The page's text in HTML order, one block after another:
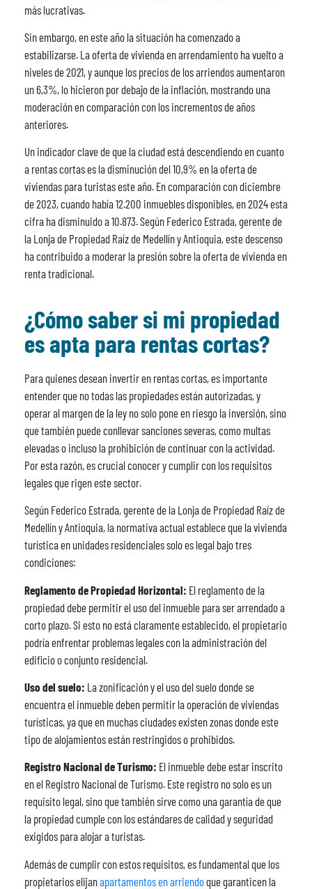
más lucrativas.
Sin embargo, en este año la situación ha comenzado a
estabilizarse. La oferta de vivienda en arrendamiento ha vuelto a
niveles de 2021, y aunque los precios de los arriendos aumentaron
un 6,3%, lo hicieron por debajo de la inflación, mostrando una
moderación en comparación con los incrementos de años
anteriores.
Un indicador clave de que la ciudad está descendiendo en cuanto
a rentas cortas es la disminución del 10,9% en la oferta de
viviendas para turistas este año. En comparación con diciembre
de 2023, cuando había 12.200 inmuebles disponibles, en 2024 esta
cifra ha disminuido a 10.873. Según Federico Estrada, gerente de
la Lonja de Propiedad Raíz de Medellín y Antioquia, este descenso
ha contribuido a moderar la presión sobre la oferta de vivienda en
renta tradicional.
¿Cómo saber si mi propiedad
es apta para rentas cortas?
Para quienes desean invertir en rentas cortas, es importante
entender que no todas las propiedades están autorizadas, y
operar al margen de la ley no solo pone en riesgo la inversión, sino
que también puede conllevar sanciones severas, como multas
elevadas o incluso la prohibición de continuar con la actividad.
Por esta razón, es crucial conocer y cumplir con los requisitos
legales que rigen este sector.
Según Federico Estrada, gerente de la Lonja de Propiedad Raíz de
Medellín y Antioquia, la normativa actual establece que la vivienda
turística en unidades residenciales solo es legal bajo tres
condiciones:
Reglamento de Propiedad Horizontal: El reglamento de la
propiedad debe permitir el uso del inmueble para ser arrendado a
corto plazo. Si esto no está claramente establecido, el propietario
podría enfrentar problemas legales con la administración del
edificio o conjunto residencial.
Uso del suelo: La zonificación y el uso del suelo donde se
encuentra el inmueble deben permitir la operación de viviendas
turísticas, ya que en muchas ciudades existen zonas donde este
tipo de alojamientos están restringidos o prohibidos.
Registro Nacional de Turismo: El inmueble debe estar inscrito
en el Registro Nacional de Turismo. Este registro no solo es un
requisito legal, sino que también sirve como una garantía de que
la propiedad cumple con los estándares de calidad y seguridad
exigidos para alojar a turistas.
Además de cumplir con estos requisitos, es fundamental que los
propietarios elijanapartamentos en arriendoque garanticen la